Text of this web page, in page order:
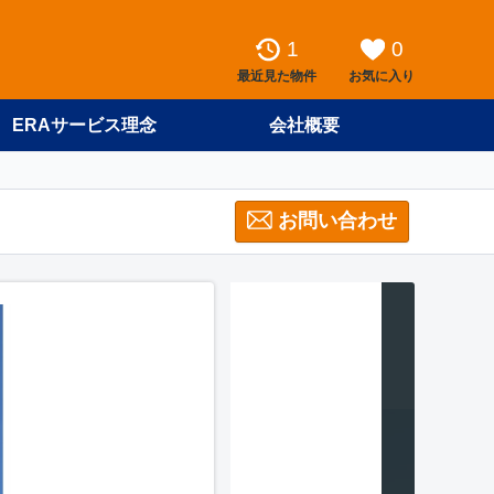
1
最近見た物件
0
お気に入り
ERAサービス理念 会社概要
お問い合わせ